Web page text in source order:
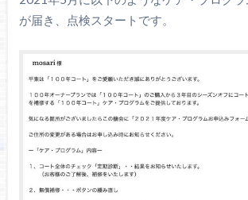
が届き、点検スタートです。